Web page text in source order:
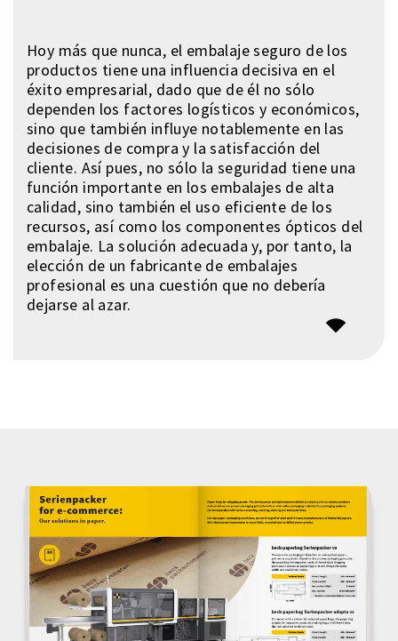
Hoy más que nunca, el embalaje seguro de los
productos tiene una influencia decisiva en el
éxito empresarial, dado que de él no sólo
dependen los factores logísticos y económicos,
sino que también influye notablemente en las
decisiones de compra y la satisfacción del
cliente. Así pues, no sólo la seguridad tiene una
función importante en los embalajes de alta
calidad, sino también el uso eficiente de los
recursos, así como los componentes ópticos del
embalaje. La solución adecuada y, por tanto, la
elección de un fabricante de embalajes
profesional es una cuestión que no debería
dejarse al azar.